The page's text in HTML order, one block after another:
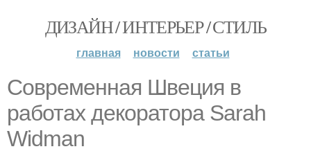
ДИЗАЙН / ИНТЕРЬЕР / СТИЛЬ
главная новости статьи
Современная Швеция в
работах декоратора Sarah
Widman